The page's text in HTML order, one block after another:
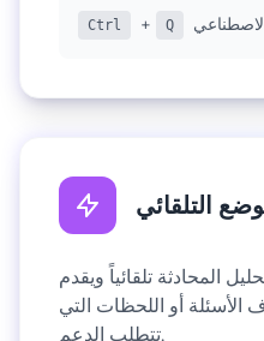
Ctrl + Q
التلقائي
المحادثة تلقائياً ويقدم
الأسئلة أو اللحظات التي
تتطلب الدعم.